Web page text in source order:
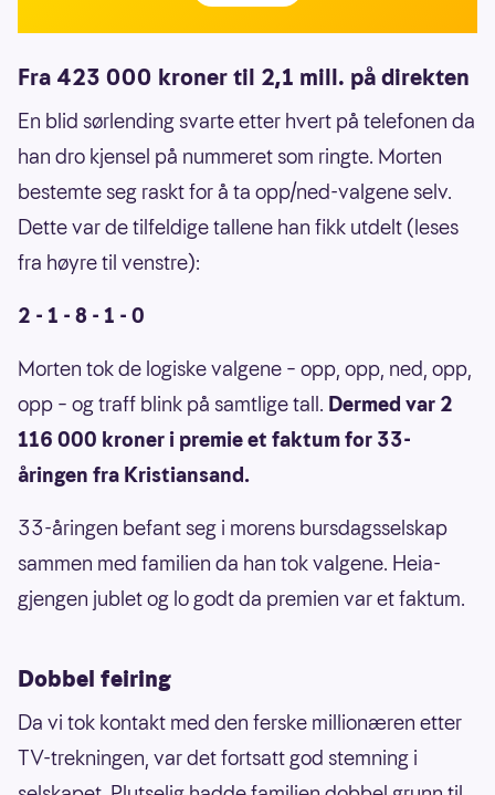
Fra 423 000 kroner til 2,1 mill. på direkten
En blid sørlending svarte etter hvert på telefonen da
han dro kjensel på nummeret som ringte. Morten
bestemte seg raskt for å ta opp/ned-valgene selv.
Dette var de tilfeldige tallene han fikk utdelt (leses
fra høyre til venstre):
2 - 1 - 8 - 1 - 0
Morten tok de logiske valgene – opp, opp, ned, opp,
opp – og traff blink på samtlige tall. Dermed var 2
116 000 kroner i premie et faktum for 33-
åringen fra Kristiansand.
33-åringen befant seg i morens bursdagsselskap
sammen med familien da han tok valgene. Heia-
gjengen jublet og lo godt da premien var et faktum.
Dobbel feiring
Da vi tok kontakt med den ferske millionæren etter
TV-trekningen, var det fortsatt god stemning i